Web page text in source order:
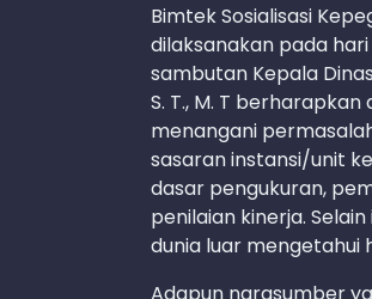
Bimtek Sosialisasi
dilaksanakan pada
sambutan Kepala
S. T., M. T
menangani
sasaran instansi/unit
dasar pengukuran,
penilaian kinerja.
dunia luar
Adapun narasumber